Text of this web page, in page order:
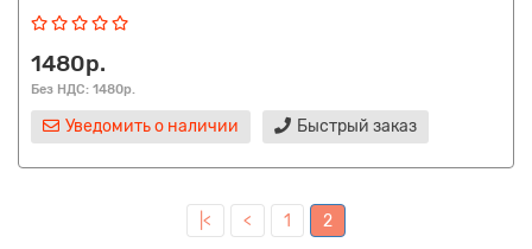
1480р.
Без НДС: 1480р.
Уведомить о наличии Быстрый заказ
|< < 1 2